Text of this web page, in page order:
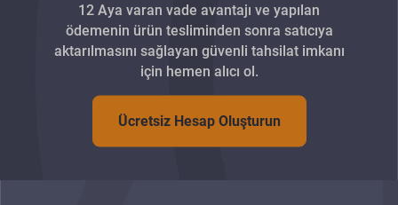
12 Aya varan vade avantajı ve yapılan
ödemenin ürün tesliminden sonra satıcıya
aktarılmasını sağlayan güvenli tahsilat imkanı
için hemen alıcı ol.
Ücretsiz Hesap Oluşturun